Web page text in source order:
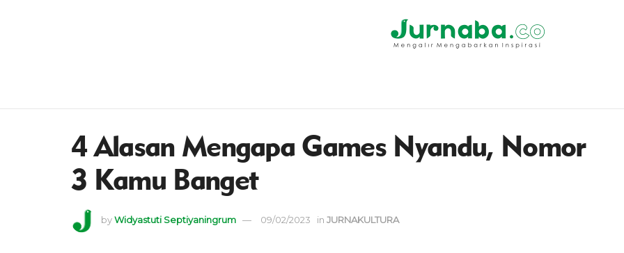
4 Alasan Mengapa Games Nyandu, Nomor
3 Kamu Banget
byWidyastuti Septiyaningrum 09/02/2023 in JURNAKULTURA